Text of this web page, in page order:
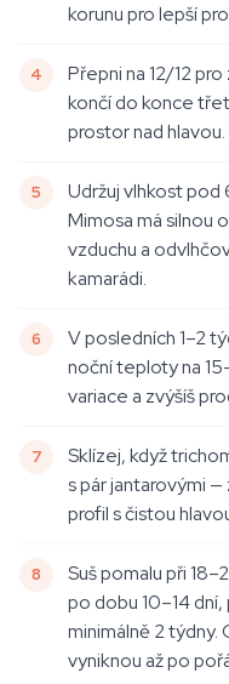
korunu pro lepší
Přepni na 12/12
končí do konce
prostor nad hlavou.
Udržuj vlhkost pod
Mimosa má silnou
vzduchu a
kamarádi.
V posledních 1–2
noční teploty na
variace a zvýšíš
Sklízej, když
s pár jantarovými
profil s čistou
Suš pomalu při
po dobu 10–14
minimálně 2
vyniknou až po